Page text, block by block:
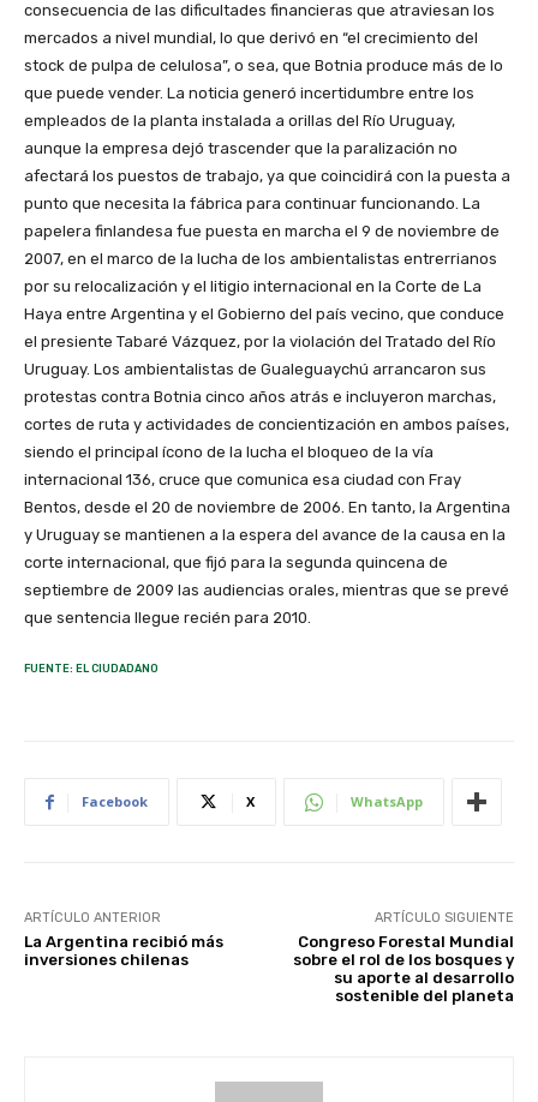
consecuencia de las dificultades financieras que atraviesan los
mercados a nivel mundial, lo que derivó en “el crecimiento del
stock de pulpa de celulosa”, o sea, que Botnia produce más de lo
que puede vender. La noticia generó incertidumbre entre los
empleados de la planta instalada a orillas del Río Uruguay,
aunque la empresa dejó trascender que la paralización no
afectará los puestos de trabajo, ya que coincidirá con la puesta a
punto que necesita la fábrica para continuar funcionando. La
papelera finlandesa fue puesta en marcha el 9 de noviembre de
2007, en el marco de la lucha de los ambientalistas entrerrianos
por su relocalización y el litigio internacional en la Corte de La
Haya entre Argentina y el Gobierno del país vecino, que conduce
el presiente Tabaré Vázquez, por la violación del Tratado del Río
Uruguay. Los ambientalistas de Gualeguaychú arrancaron sus
protestas contra Botnia cinco años atrás e incluyeron marchas,
cortes de ruta y actividades de concientización en ambos países,
siendo el principal ícono de la lucha el bloqueo de la vía
internacional 136, cruce que comunica esa ciudad con Fray
Bentos, desde el 20 de noviembre de 2006. En tanto, la Argentina
y Uruguay se mantienen a la espera del avance de la causa en la
corte internacional, que fijó para la segunda quincena de
septiembre de 2009 las audiencias orales, mientras que se prevé
que sentencia llegue recién para 2010.
FUENTE: EL CIUDADANO
Facebook X WhatsApp
ARTÍCULO ANTERIOR
La Argentina recibió más
inversiones chilenas
ARTÍCULO SIGUIENTE
Congreso Forestal Mundial
sobre el rol de los bosques y
su aporte al desarrollo
sostenible del planeta